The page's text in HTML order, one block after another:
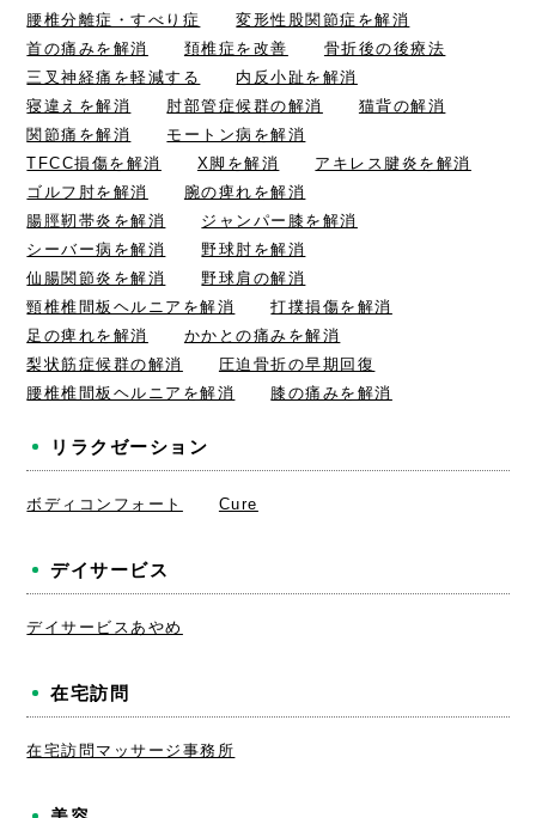
腰椎分離症・すべり症
変形性股関節症を解消
首の痛みを解消
頚椎症を改善
骨折後の後療法
三叉神経痛を軽減する
内反小趾を解消
寝違えを解消
肘部管症候群の解消
猫背の解消
関節痛を解消
モートン病を解消
TFCC損傷を解消
X脚を解消
アキレス腱炎を解消
ゴルフ肘を解消
腕の痺れを解消
腸脛靭帯炎を解消
ジャンパー膝を解消
シーバー病を解消
野球肘を解消
仙腸関節炎を解消
野球肩の解消
頸椎椎間板ヘルニアを解消
打撲損傷を解消
足の痺れを解消
かかとの痛みを解消
梨状筋症候群の解消
圧迫骨折の早期回復
腰椎椎間板ヘルニアを解消
膝の痛みを解消
リラクゼーション
ボディコンフォート Cure
デイサービス
デイサービスあやめ
在宅訪問
在宅訪問マッサージ事務所